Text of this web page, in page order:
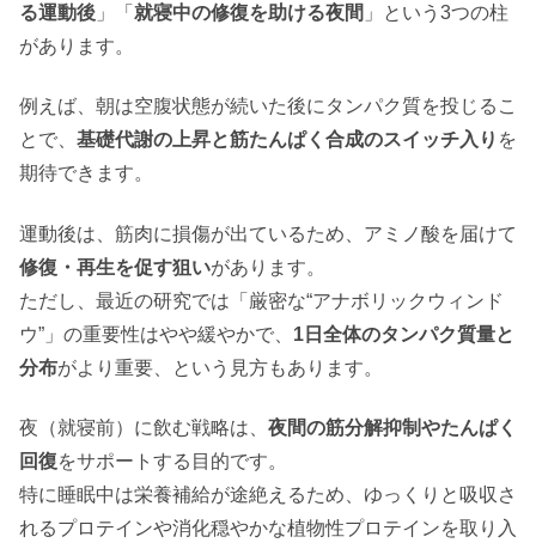
る運動後 」「 就寝中の修復を助ける夜間 」という3つの柱
があります。
例えば、朝は空腹状態が続いた後にタンパク質を投じるこ
とで、 基礎代謝の上昇と筋たんぱく合成のスイッチ入り を
期待できます。
運動後は、筋肉に損傷が出ているため、アミノ酸を届けて
修復・再生を促す狙いがあります。
ただし、最近の研究では「厳密な“アナボリックウィンド
ウ”」の重要性はやや緩やかで、 1日全体のタンパク質量と
分布がより重要、という見方もあります。
夜（就寝前）に飲む戦略は、 夜間の筋分解抑制やたんぱく
回復をサポートする目的です。
特に睡眠中は栄養補給が途絶えるため、ゆっくりと吸収さ
れるプロテインや消化穏やかな植物性プロテインを取り入